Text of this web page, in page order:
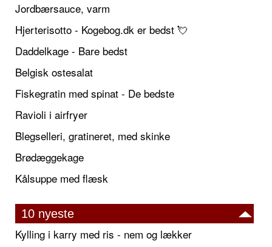
Jordbærsauce, varm
Hjerterisotto - Kogebog.dk er bedst 💘
Daddelkage - Bare bedst
Belgisk ostesalat
Fiskegratin med spinat - De bedste
Ravioli i airfryer
Blegselleri, gratineret, med skinke
Brødæggekage
Kålsuppe med flæsk
10 nyeste
Kylling i karry med ris - nem og lækker